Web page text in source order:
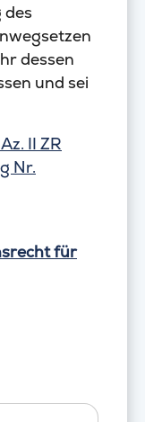
des
dessen
und sei
II ZR
Nr.
für